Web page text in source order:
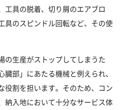
工具の脱着、切り屑のエアブロ
具のスピンドル回転など、その使
の生産がストップしてしまうた
部」にあたる機械と例えられ、
役割を担います。そのため、コン
納入地において十分なサービス体